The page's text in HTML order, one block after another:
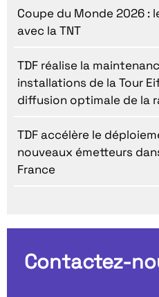
Coupe du Monde 2026 :
avec la TNT
TDF réalise la
installations de la Tour
diffusion optimale de la
TDF accélère le
nouveaux émetteurs
France
Contactez-